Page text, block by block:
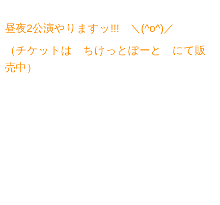
昼夜2公演やりますッ!!! ＼(^o^)／
（チケットは ちけっとぽーと にて販
売中）